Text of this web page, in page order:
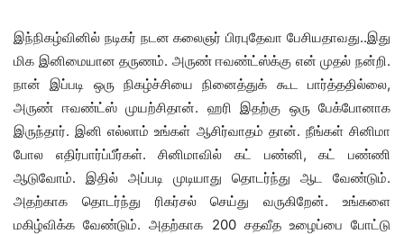
இந்நிகழ்வினில் நடிகர் நடன கலைஞர் பிரபுதேவா பேசியதாவது..இது
மிக இனிமையான தருணம். அருண் ஈவண்ட்ஸ்க்கு என் முதல் நன்றி.
நான் இப்படி ஒரு நிகழ்ச்சியை நினைத்துக் கூட பார்த்ததில்லை,
அருண் ஈவண்ட்ஸ் முயற்சிதான். ஹரி இதற்கு ஒரு பேக்போனாக
இருந்தார். இனி எல்லாம் உங்கள் ஆசிர்வாதம் தான். நீங்கள் சினிமா
போல எதிர்பார்ப்பீர்கள். சினிமாவில் கட் பண்னி, கட் பண்ணி
ஆடுவோம். இதில் அப்படி முடியாது தொடர்ந்து ஆட வேண்டும்.
அதற்காக தொடர்ந்து ரிகர்சல் செய்து வருகிறேன். உங்களை
மகிழ்விக்க வேண்டும். அதற்காக 200 சதவீத உழைப்பை போட்டு